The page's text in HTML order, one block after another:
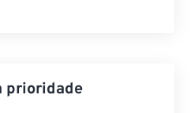
prioridade